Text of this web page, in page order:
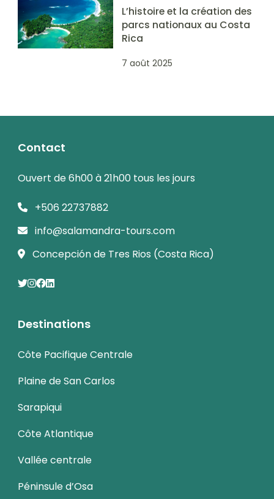
L’histoire et la création des
parcs nationaux au Costa
Rica
7 août 2025
Contact
Ouvert de 6h00 à 21h00 tous les jours
+506 22737882
info@salamandra-tours.com
Concepción de Tres Rios (Costa Rica)
Destinations
Côte Pacifique Centrale
Plaine de San Carlos
Sarapiqui
Côte Atlantique
Vallée centrale
Péninsule d’Osa